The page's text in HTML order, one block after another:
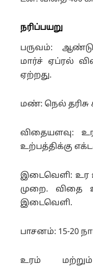
நரிப்பயறு
பருவம்: ஆண்டு
மார்ச் ஏப்ரல்
ஏற்றது.
மண்: நெல் தரிசு
விதையளவு:
உற்பத்திக்கு
இடைவெளி: உர
முறை. விதை
இடைவெளி.
பாசனம்: 15-20
உரம் மற்றும்